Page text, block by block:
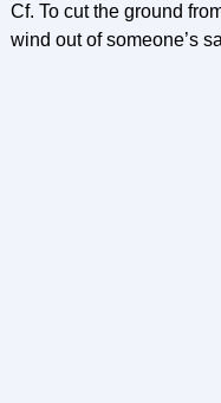
Cf. To cut the ground
wind out of someone’s